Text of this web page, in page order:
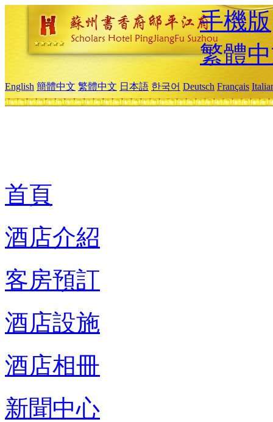
手機版
繁體
English 簡體中文 繁體中文 日本語 한국어 Deutsch Français
首頁
酒店介紹
客房預訂
酒店設施
酒店相冊
新聞中心